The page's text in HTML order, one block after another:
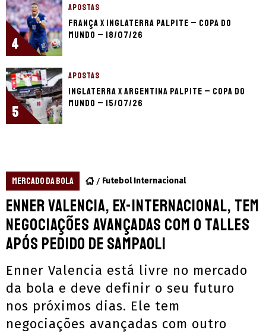
4
APOSTAS
França x Inglaterra palpite – Copa do
Mundo – 18/07/26
5
APOSTAS
Inglaterra x Argentina palpite – Copa do
Mundo – 15/07/26
MERCADO DA BOLA Futebol Internacional
Enner Valencia, ex-Internacional, tem
negociações avançadas com o Talles
após pedido de Sampaoli
Enner Valencia está livre no mercado
da bola e deve definir o seu futuro
nos próximos dias. Ele tem
negociações avançadas com outro